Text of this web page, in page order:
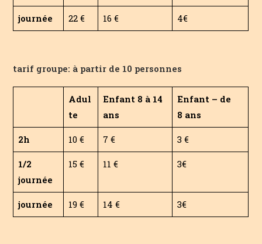
journée 22 € 16 € 4€
tarif groupe: à partir de 10 personnes
Adul
te
Enfant 8 à 14
ans
Enfant – de
8 ans
2h 10 € 7 € 3 €
1/2
journée
15 € 11 € 3€
journée 19 € 14 € 3€